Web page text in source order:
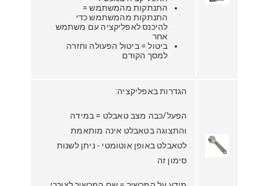
התנתקות מהמשתמש =
התנתקות מהמשתמש כדי
להיכנס לאפליקציה עם משתמש
אחר
ביטול = ביטול הפעולה וחזרה
למסך הקודם
הגדרות באפליקציה:
הפעל/כבה מצב טאבלט = במידה
והתצוגה בטאבלט אינה מותאמת
לטאבלט באופן אוטומטי - ניתן לשנות
סימון זה